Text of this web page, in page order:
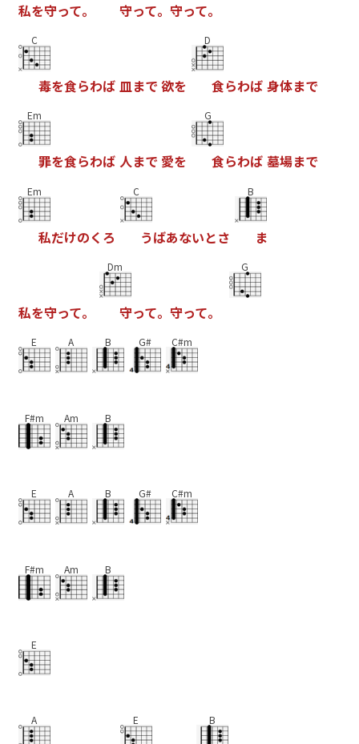
私を守って。 守って。 守って。
C
毒を食らわば 皿まで 欲を
D
食らわば 身体まで
Em
罪を食らわば 人まで 愛を
G
食らわば 墓場まで
Em
私だけのく ろ
C
うばあないとさ
B
ま
私を守って。
Dm
守って。 守って。
G
E A B G# C#m
F#m Am B
E A B G# C#m
F#m Am B
E
A E B